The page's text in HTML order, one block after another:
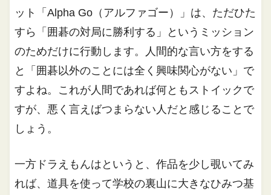
ット「Alpha Go（アルファゴー）」は、ただひた
すら「囲碁の対局に勝利する」というミッション
のためだけに行動します。人間的な言い方をする
と「囲碁以外のことには全く興味関心がない」で
すよね。これが人間であれば何ともストイックで
すが、悪く言えばつまらない人だと感じることで
しょう。
一方ドラえもんはというと、作品を少し覗いてみ
れば、道具を使って学校の裏山に大きなひみつ基